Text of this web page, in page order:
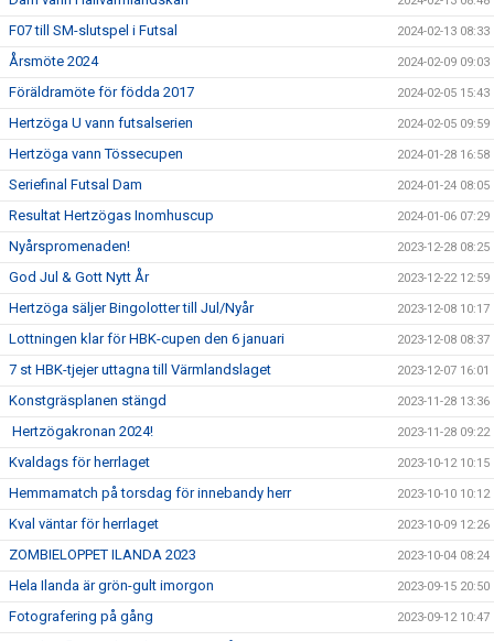
F07 till SM-slutspel i Futsal 2024-02-13 08:33
Årsmöte 2024 2024-02-09 09:03
Föräldramöte för födda 2017 2024-02-05 15:43
Hertzöga U vann futsalserien 2024-02-05 09:59
Hertzöga vann Tössecupen 2024-01-28 16:58
Seriefinal Futsal Dam 2024-01-24 08:05
Resultat Hertzögas Inomhuscup 2024-01-06 07:29
Nyårspromenaden! 2023-12-28 08:25
God Jul & Gott Nytt År 2023-12-22 12:59
Hertzöga säljer Bingolotter till Jul/Nyår 2023-12-08 10:17
Lottningen klar för HBK-cupen den 6 januari 2023-12-08 08:37
7 st HBK-tjejer uttagna till Värmlandslaget 2023-12-07 16:01
Konstgräsplanen stängd 2023-11-28 13:36
Hertzögakronan 2024! 2023-11-28 09:22
Kvaldags för herrlaget 2023-10-12 10:15
Hemmamatch på torsdag för innebandy herr 2023-10-10 10:12
Kval väntar för herrlaget 2023-10-09 12:26
ZOMBIELOPPET ILANDA 2023 2023-10-04 08:24
Hela Ilanda är grön-gult imorgon 2023-09-15 20:50
Fotografering på gång 2023-09-12 10:47